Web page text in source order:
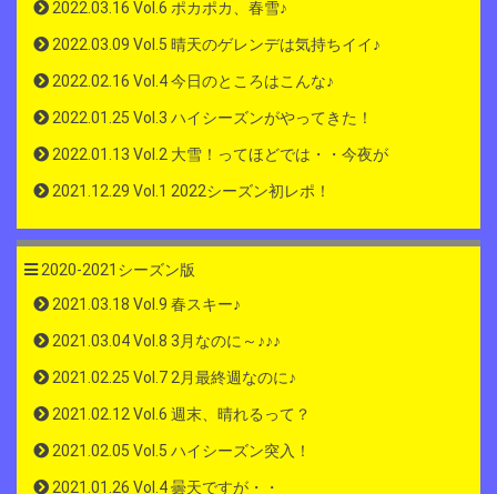
2022.03.16 Vol.6 ポカポカ、春雪♪
2022.03.09 Vol.5 晴天のゲレンデは気持ちイイ♪
2022.02.16 Vol.4 今日のところはこんな♪
2022.01.25 Vol.3 ハイシーズンがやってきた！
2022.01.13 Vol.2 大雪！ってほどでは・・今夜が
2021.12.29 Vol.1 2022シーズン初レポ！
2020-2021シーズン版
2021.03.18 Vol.9 春スキー♪
2021.03.04 Vol.8 3月なのに～♪♪♪
2021.02.25 Vol.7 2月最終週なのに♪
2021.02.12 Vol.6 週末、晴れるって？
2021.02.05 Vol.5 ハイシーズン突入！
2021.01.26 Vol.4 曇天ですが・・